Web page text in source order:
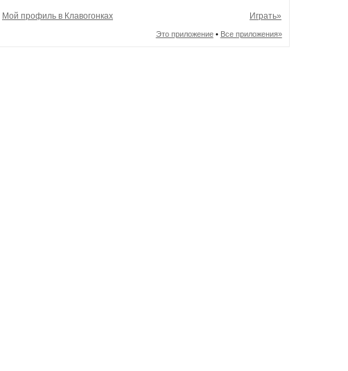
Мой профиль в Клавогонках Играть»
Это приложение• Все приложения»